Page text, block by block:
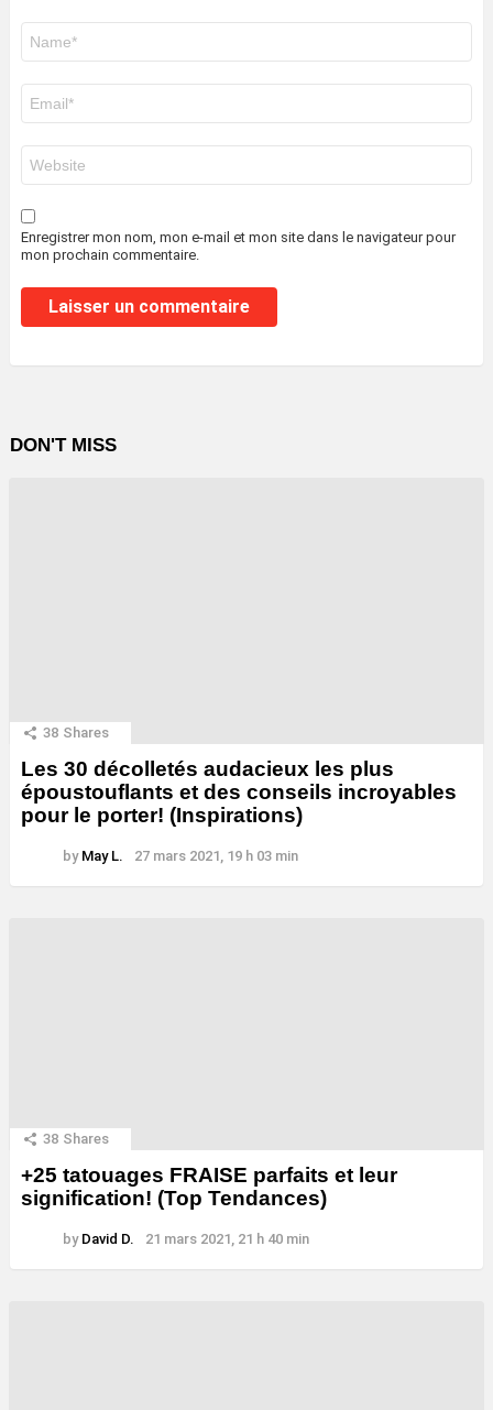
mail
*
web
Enregistrer mon nom, mon e-mail et mon site dans le navigateur pour
mon prochain commentaire.
DON'T MISS
38 Shares
Les 30 décolletés audacieux les plus
époustouflants et des conseils incroyables
pour le porter! (Inspirations)
by May L. 27 mars 2021, 19 h 03 min
38 Shares
+25 tatouages ​​FRAISE parfaits et leur
signification! (Top Tendances)
by David D. 21 mars 2021, 21 h 40 min